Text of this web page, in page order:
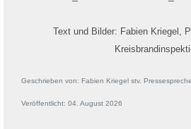
Text und Bilder: Fabien Kriegel,
Geschrieben von: Fabien Kriegel stv.
Veröffentlicht: 04. August 2026